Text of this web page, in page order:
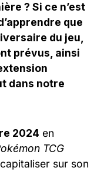
? Si ce n’est
que
du jeu,
prévus, ainsi
dans notre
2024 en
TCG
sur son